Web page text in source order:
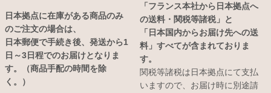
日本拠点に在庫がある商品のみ
のご注文の場合は、
日本郵便で手続き後、発送から1
日～3日程でのお届けとなりま
す。（商品手配の時間を除
く。）
「フランス本社から日本拠点へ
の送料・関税等諸税」と
「日本国内からお届け先への送
料」すべてが含まれておりま
す。
関税等諸税は日本拠点にて支払
いますので、お届け時に別途請